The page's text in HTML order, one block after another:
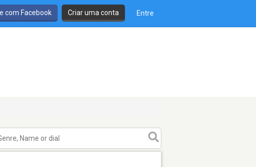
com Facebook Criar uma conta Entre